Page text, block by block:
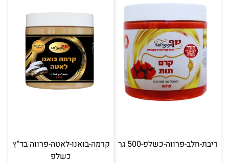
ריבת-חלב-פרווה-כשלפ-500 גר
קרמה-בואנו-לאטה-פרווה בד"ץ
כשלפ